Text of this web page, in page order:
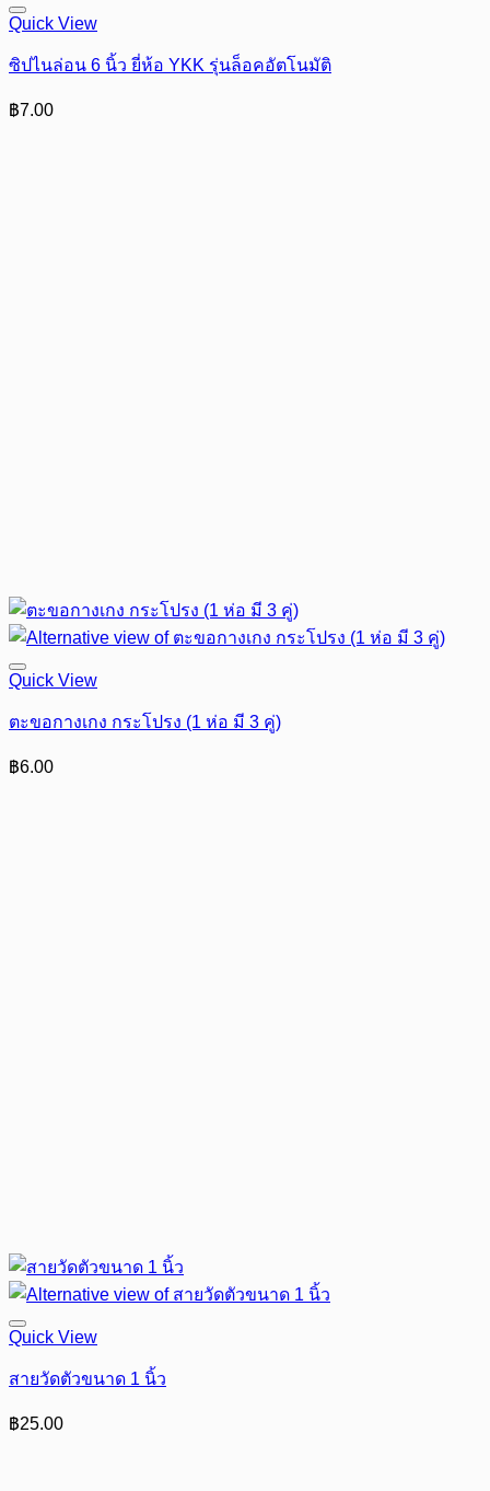
Quick View
ซิปไนล่อน 6 นิ้ว ยี่ห้อ YKK รุ่นล็อคอัตโนมัติ
฿7.00
Quick View
ตะขอกางเกง กระโปรง (1 ห่อ มี 3 คู่)
฿6.00
Quick View
สายวัดตัวขนาด 1 นิ้ว
฿25.00